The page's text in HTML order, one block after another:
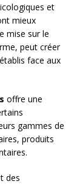
et
mieux
mise sur le
peut créer
face aux
offre une
gammes de
produits
des